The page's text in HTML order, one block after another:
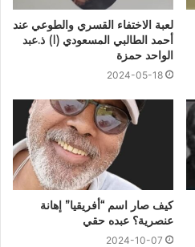
لعبة الاختفاء القسري والطوعي عند
أحمد الطالبي المسعودي (I) ذ.عبد
الواحد حمزة
2024-05-18
كيف صار اسم “أفريقيا” إهانة
عنصرية؟ عبده حقي
2024-10-07